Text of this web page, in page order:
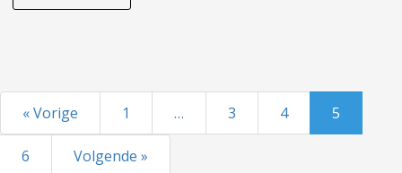
« Vorige 1 … 3 4 5
6 Volgende »